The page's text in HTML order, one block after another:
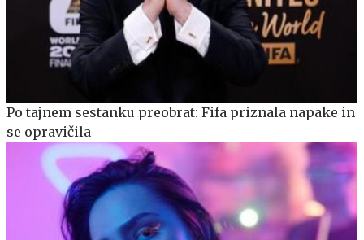
Po tajnem sestanku preobrat: Fifa priznala napake in
se opravičila